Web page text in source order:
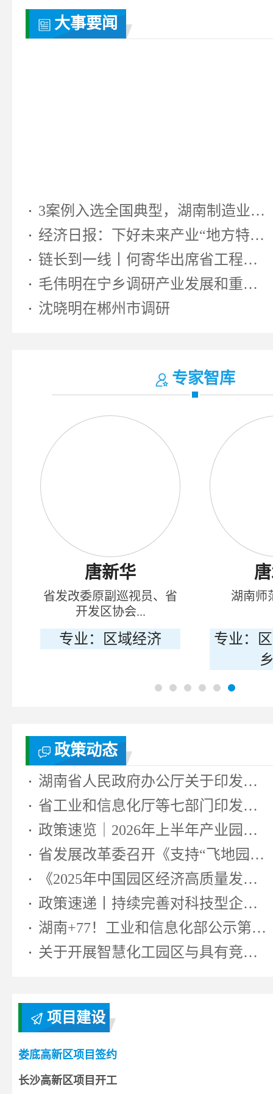
大事要闻
3案例入选全国典型，湖南制造业靠...
经济日报：下好未来产业“地方特色...
链长到一线丨何寄华出席省工程机...
毛伟明在宁乡调研产业发展和重大...
沈晓明在郴州市调研
专家智库
唐新华
省发改委原副巡视员、省
开发区协会...
专业：区域经济
湖南师
专业：
政策动态
湖南省人民政府办公厅关于印发《湖...
省工业和信息化厅等七部门印发《湖...
政策速览｜2026年上半年产业园区相...
省发展改革委召开《支持“飞地园区...
《2025年中国园区经济高质量发展研...
政策速递丨持续完善对科技型企业...
湖南+77！工业和信息化部公示第七...
关于开展智慧化工园区与具有竞争...
项目建设
娄底高新区项目签约
长沙高新区项目开工